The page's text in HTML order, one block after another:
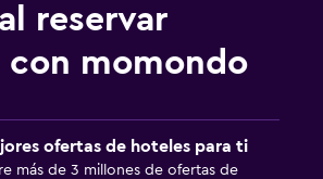
reservar
con momondo
ofertas de hoteles para ti
más de 3 millones de ofertas de